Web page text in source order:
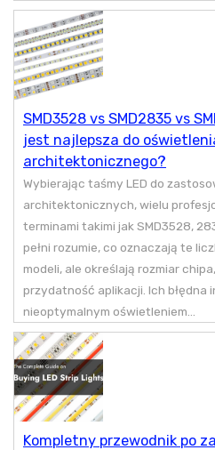
SMD3528 vs SMD2835 vs
jest najlepsza do
architektonicznego?
Wybierając taśmy LED do
architektonicznych, wielu
terminami takimi jak SMD3528,
pełni rozumie, co oznaczają te
modeli, ale określają rozmiar
przydatność aplikacji. Ich
nieoptymalnym oświetleniem...
Kompletny przewodnik po